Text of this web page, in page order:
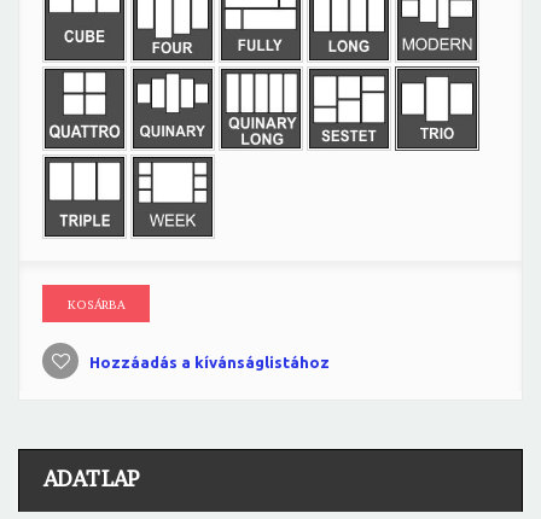
KOSÁRBA
Hozzáadás a kívánságlistához
ADATLAP